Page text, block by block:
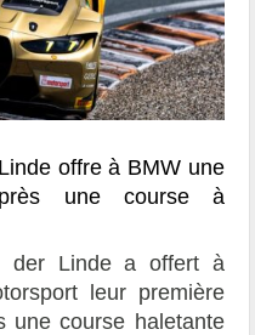
offre à BMW une
une course à
der Linde a offert à
leur première
une course haletante